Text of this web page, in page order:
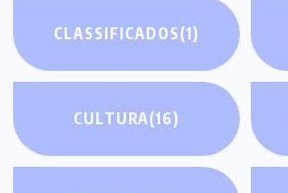
CLASSIFICADOS(1)
CULTURA(16)